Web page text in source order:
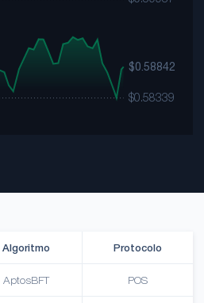
Algoritmo
AptosBFT
Protocolo
POS